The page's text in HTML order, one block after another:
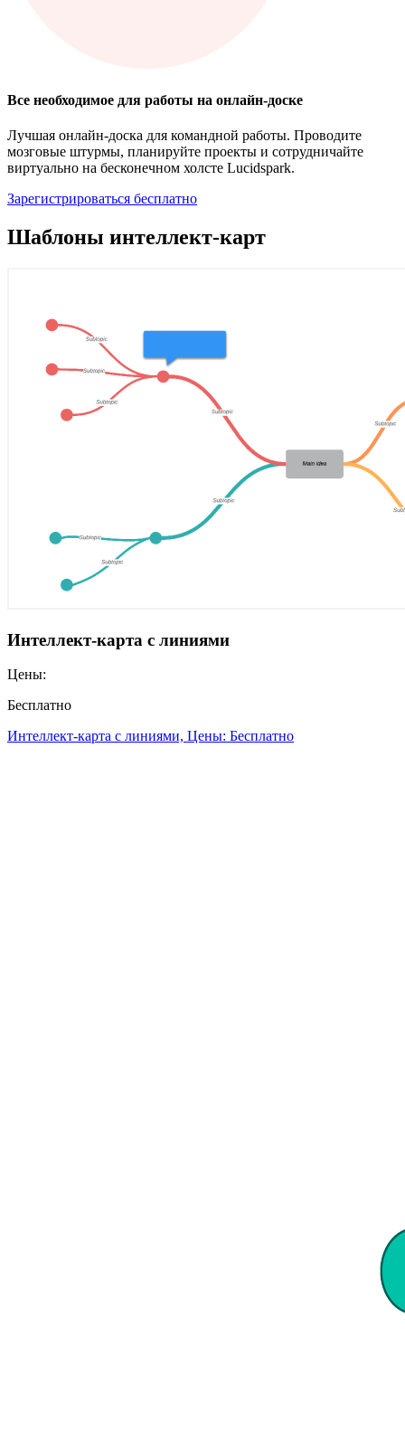
Все необходимое для работы на онлайн-доске
Лучшая онлайн-доска для командной работы. Проводите
мозговые штурмы, планируйте проекты и сотрудничайте
виртуально на бесконечном холсте Lucidspark.
Зарегистрироваться бесплатно
Шаблоны интеллект-карт
Интеллект-карта с линиями
Цены:
Бесплатно
Интеллект-карта с линиями, Цены: Бесплатно